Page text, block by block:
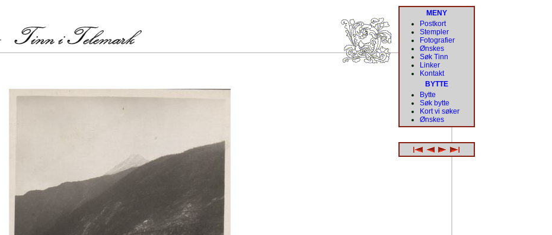
MENY
Postkort
Stempler
Fotografier
Ønskes
Søk Tinn
Linker
Kontakt
BYTTE
Bytte
Søk bytte
Kort vi søker
Ønskes